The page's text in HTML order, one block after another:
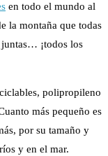
en todo el mundo al
la montaña que todas
juntas… ¡todos los
polipropileno
más pequeño es
por su tamaño y
y en el mar.